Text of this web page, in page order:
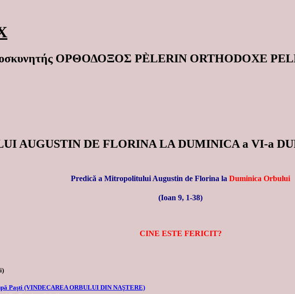
ΟΡΘΟΔΟΞΟΣ PÈLERIN ORTHODOXE
AUGUSTIN DE FLORINA LA DUMINICA a VI-a
Predică a Mitropolitului Augustin de Florina la Duminica Orbului
(Ioan 9, 1-38)
CINE ESTE FERICIT?
Paşti (VINDECAREA ORBULUI DIN NAŞTERE)